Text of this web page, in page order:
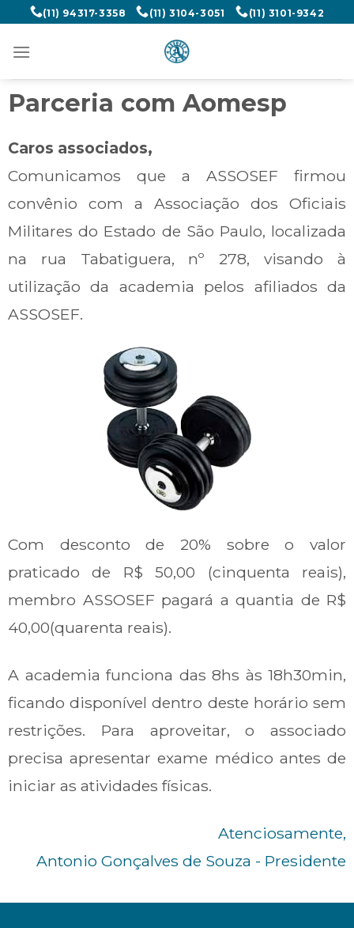
(11) 94317-3358 (11) 3104-3051 (11) 3101-9342
Parceria com Aomesp
Caros associados,
Comunicamos que a ASSOSEF firmou
convênio com a Associação dos Oficiais
Militares do Estado de São Paulo, localizada
na rua Tabatiguera, nº 278, visando à
utilização da academia pelos afiliados da
ASSOSEF.
Com desconto de 20% sobre o valor
praticado de R$ 50,00 (cinquenta reais),
membro ASSOSEF pagará a quantia de R$
40,00(quarenta reais).
A academia funciona das 8hs às 18h30min,
ficando disponível dentro deste horário sem
restrições. Para aproveitar, o associado
precisa apresentar exame médico antes de
iniciar as atividades físicas.
Atenciosamente,
Antonio Gonçalves de Souza - Presidente